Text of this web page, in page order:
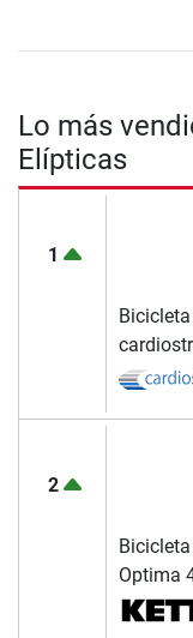
Lo más
Elípticas
1
2
Optima